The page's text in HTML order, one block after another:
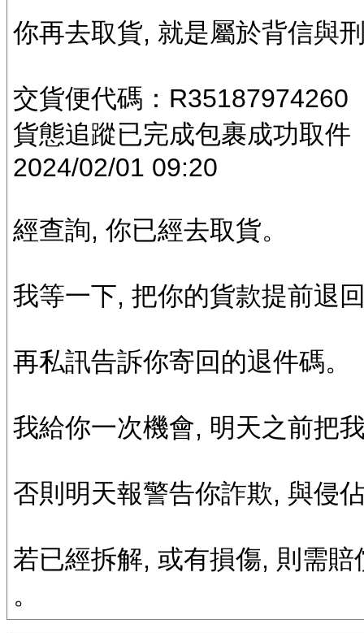
你再去取貨, 就是屬於背信與
交貨便代碼：R35187974260
貨態追蹤已完成包裹成功取件
2024/02/01 09:20
經查詢, 你已經去取貨。
我等一下, 把你的貨款提前退
再私訊告訴你寄回的退件碼。
我給你一次機會, 明天之前把
否則明天報警告你詐欺, 與侵
若已經拆解, 或有損傷, 則需
。